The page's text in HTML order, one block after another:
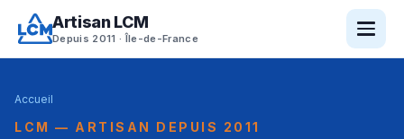
Artisan LCM
Depuis 2011 · Île-de-France
Accueil
LCM — ARTISAN DEPUIS 2011